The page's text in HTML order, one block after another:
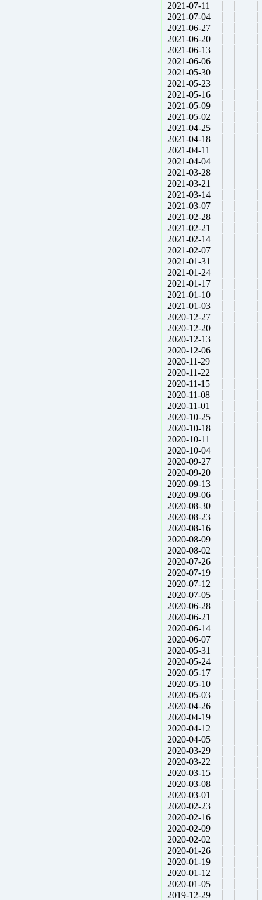
2021-07-11
2021-07-04
2021-06-27
2021-06-20
2021-06-13
2021-06-06
2021-05-30
2021-05-23
2021-05-16
2021-05-09
2021-05-02
2021-04-25
2021-04-18
2021-04-11
2021-04-04
2021-03-28
2021-03-21
2021-03-14
2021-03-07
2021-02-28
2021-02-21
2021-02-14
2021-02-07
2021-01-31
2021-01-24
2021-01-17
2021-01-10
2021-01-03
2020-12-27
2020-12-20
2020-12-13
2020-12-06
2020-11-29
2020-11-22
2020-11-15
2020-11-08
2020-11-01
2020-10-25
2020-10-18
2020-10-11
2020-10-04
2020-09-27
2020-09-20
2020-09-13
2020-09-06
2020-08-30
2020-08-23
2020-08-16
2020-08-09
2020-08-02
2020-07-26
2020-07-19
2020-07-12
2020-07-05
2020-06-28
2020-06-21
2020-06-14
2020-06-07
2020-05-31
2020-05-24
2020-05-17
2020-05-10
2020-05-03
2020-04-26
2020-04-19
2020-04-12
2020-04-05
2020-03-29
2020-03-22
2020-03-15
2020-03-08
2020-03-01
2020-02-23
2020-02-16
2020-02-09
2020-02-02
2020-01-26
2020-01-19
2020-01-12
2020-01-05
2019-12-29